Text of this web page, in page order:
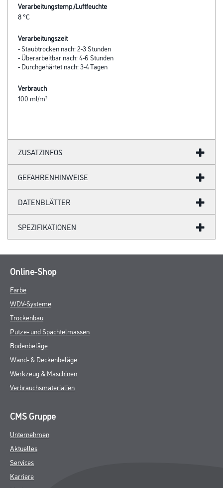
Verarbeitungstemp./Luftfeuchte
8 °C
Verarbeitungszeit
- Staubtrocken nach: 2-3 Stunden
- Überarbeitbar nach: 4-6 Stunden
- Durchgehärtet nach: 3-4 Tagen
Verbrauch
100 ml/m²
ZUSATZINFOS
GEFAHRENHINWEISE
DATENBLÄTTER
SPEZIFIKATIONEN
Online-Shop
Farbe
WDV-Systeme
Trockenbau
Putze- und Spachtelmassen
Bodenbeläge
Wand- & Deckenbeläge
Werkzeug & Maschinen
Verbrauchsmaterialien
CMS Gruppe
Unternehmen
Aktuelles
Services
Karriere